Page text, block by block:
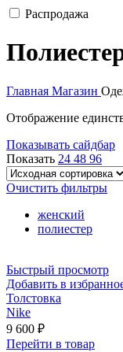
Распродажа
Главная Магазин
Отображение
Показывать сайдбар
Показать 24 48 96
Очистить фильтры
женский
полиестер
Быстрый просмотр
Добавить в
Толстовка
Nike
9 600 ₽
Перейти в товарЭтот